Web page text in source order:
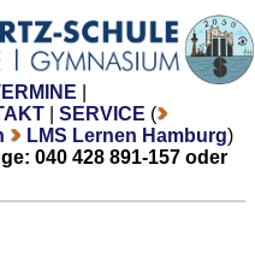
SERVICE (
LMS Lernen Hamburg)
040 428 891-157 oder